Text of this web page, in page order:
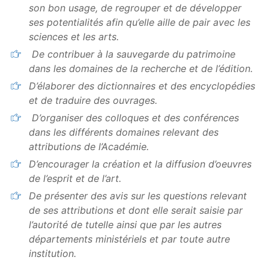
son bon usage, de regrouper et de développer
ses potentialités afin qu’elle aille de pair avec les
sciences et les arts.
De contribuer à la sauvegarde du patrimoine
dans les domaines de la recherche et de l’édition.
D’élaborer des dictionnaires et des encyclopédies
et de traduire des ouvrages.
D’organiser des colloques et des conférences
dans les différents domaines relevant des
attributions de l’Académie.
D’encourager la création et la diffusion d’oeuvres
de l’esprit et de l’art.
De présenter des avis sur les questions relevant
de ses attributions et dont elle serait saisie par
l’autorité de tutelle ainsi que par les autres
départements ministériels et par toute autre
institution.